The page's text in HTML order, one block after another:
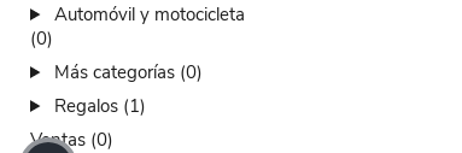
Automóvil y motocicleta
(0)
Más categorías (0)
Regalos (1)
Ventas (0)